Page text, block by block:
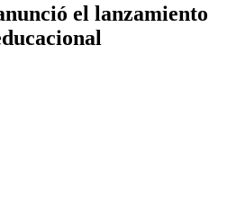
el lanzamiento